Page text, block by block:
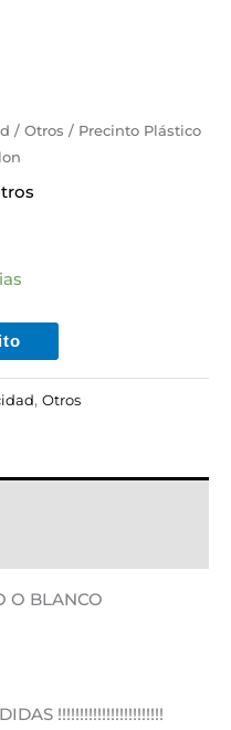
/ Otros / Precinto Plástico
, Otros
O BLANCO
!!!!!!!!!!!!!!!!!!!!!!!!